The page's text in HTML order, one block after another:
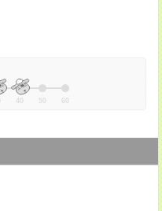
40 50 60